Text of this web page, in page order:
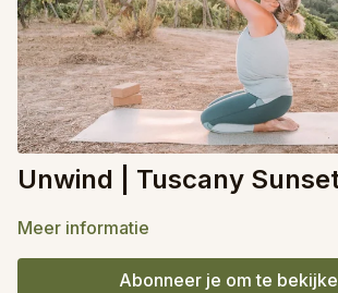
Unwind | Tuscany
Meer informatie
Abonneer je om te